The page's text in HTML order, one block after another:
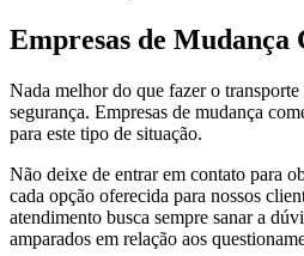
Empresas de Mudança
Nada melhor do que fazer o transporte
segurança. Empresas de mudança
para este tipo de situação.
Não deixe de entrar em contato para
cada opção oferecida para nossos
atendimento busca sempre sanar a
amparados em relação aos